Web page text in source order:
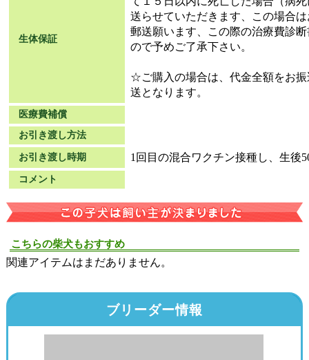
生体保証
送らせていただきます、この場合
郵送願います、この際の治療費診
ので予めご了承下さい。
☆ご購入の場合は、代金全額をお
送となります。
医療費補償
お引き渡し方法
お引き渡し時期 1回目の混合ワクチン接種し、生後
コメント
こちらの柴犬もおすすめ
関連アイテムはまだありません。
ブリーダー情報